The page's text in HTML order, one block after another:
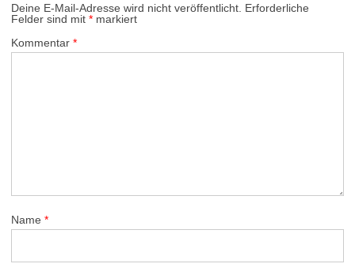
Deine E-Mail-Adresse wird nicht veröffentlicht. Erforderliche
Felder sind mit * markiert
Kommentar *
Name *